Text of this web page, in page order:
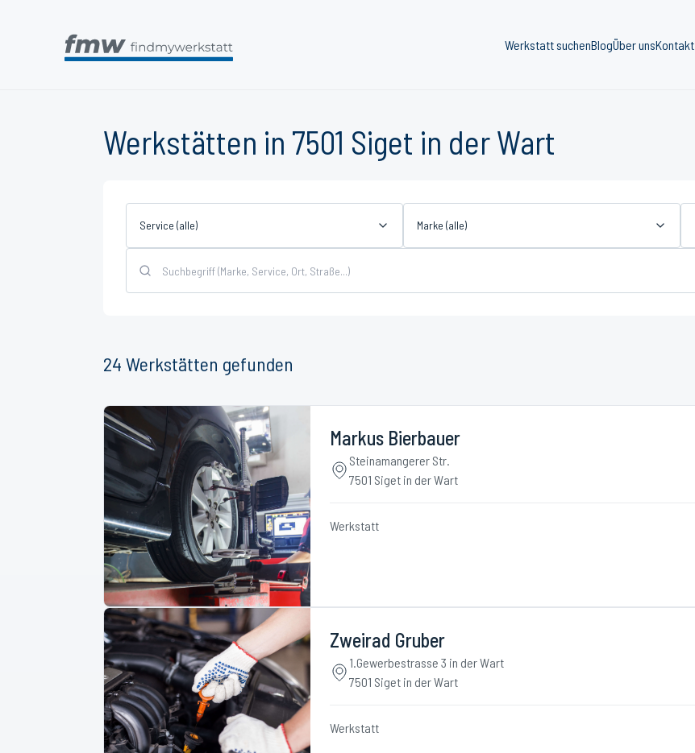
Werkstatt suchenBlogÜber unsKontakt
Werkstätten in 7501 Siget in der Wart
Service (alle) Marke (alle)
24 Werkstätten gefunden
Markus Bierbauer
Steinamangerer Str.
7501 Siget in der Wart
Werkstatt
Zweirad Gruber
1.Gewerbestrasse 3 in der Wart
7501 Siget in der Wart
Werkstatt